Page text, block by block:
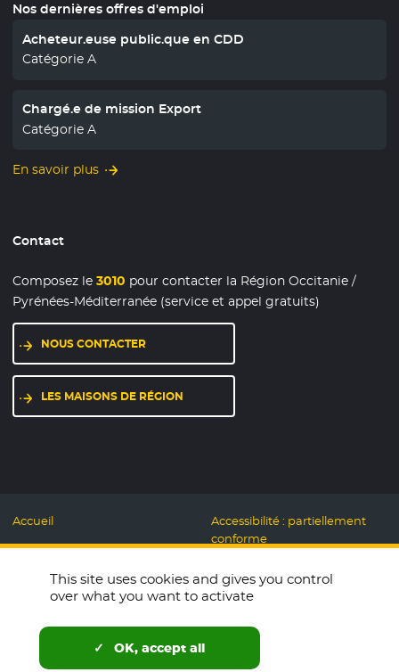
Nos dernières offres d'emploi
Acheteur.euse public.que en CDD
Catégorie A
Chargé.e de mission Export
Catégorie A
En savoir plus
Contact
Composez le3010 pour contacter la Région Occitanie /
Pyrénées-Méditerranée (service et appel gratuits)
NOUS CONTACTER
LES MAISONS DE RÉGION
Accueil
Mentions légales
Données personnelles et
Cookies
Espace presse
Télécharger le logo
Accessibilité : partiellement
conforme
Responsable
This site uses cookies and gives you control
over what you want to activate
OK, accept all